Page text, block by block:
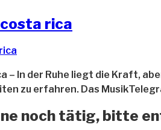
rica
– In der Ruhe liegt die Kraft,
zu erfahren. Das
noch tätig, bitte